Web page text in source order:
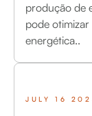
produção de
pode otimizar
energética..
JULY 16